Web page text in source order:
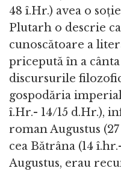
48 î.Hr.) avea o
Plutarh o descrie
cunoscătoare a
pricepută în a
discursurile
gospodăria
î.Hr.- 14/15 d.Hr.),
roman Augustus
cea Bătrâna (14
Augustus, erau